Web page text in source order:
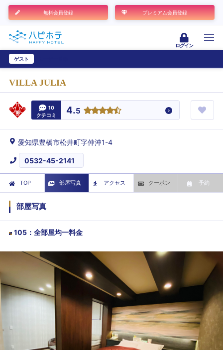
無料会員登録 プレミアム会員登録
ログイン
ゲスト
VILLA JULIA
10
クチコミ
4.5
愛知県豊橋市松井町字仲沖1-4
0532-45-2141
TOP 部屋写真 アクセス クーポン 予約
部屋写真
105 ： 全部屋均一料金